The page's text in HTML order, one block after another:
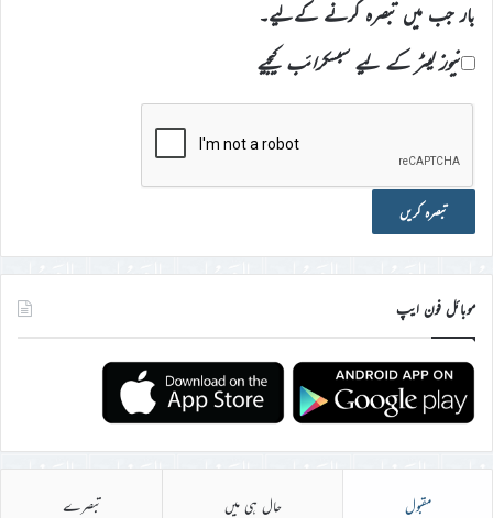
بار جب میں تبصرہ کرنے کےلیے۔
نیوز لیٹر کے لیے سبسکرائب کیجیے
موبائل فون ایپ
مقبول حال ہی میں تبصرے